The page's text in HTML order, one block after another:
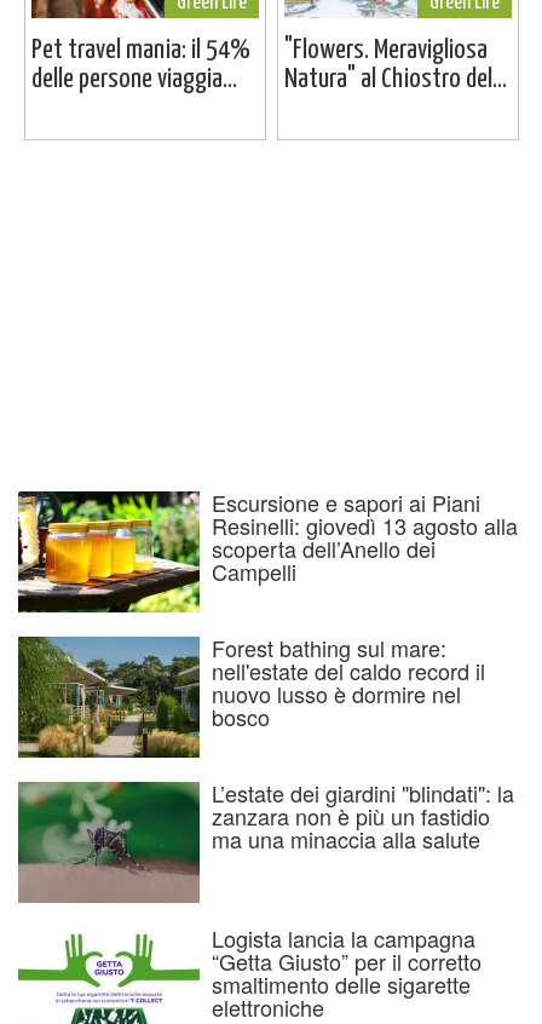
Pet travel mania: il 54%
delle persone viaggia...
"Flowers. Meravigliosa
Natura" al Chiostro del...
Escursione e sapori ai Piani
Resinelli: giovedì 13 agosto alla
scoperta dell’Anello dei
Campelli
Forest bathing sul mare:
nell'estate del caldo record il
nuovo lusso è dormire nel
bosco
L’estate dei giardini "blindati": la
zanzara non è più un fastidio
ma una minaccia alla salute
Logista lancia la campagna
“Getta Giusto” per il corretto
smaltimento delle sigarette
elettroniche